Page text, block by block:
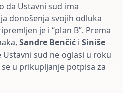
da Ustavni sud ima
donošenja svojih odluka
je i “plan B”. Prema
Sandre Benčić i Siniše
Ustavni sud ne oglasi u roku
u prikupljanje potpisa za